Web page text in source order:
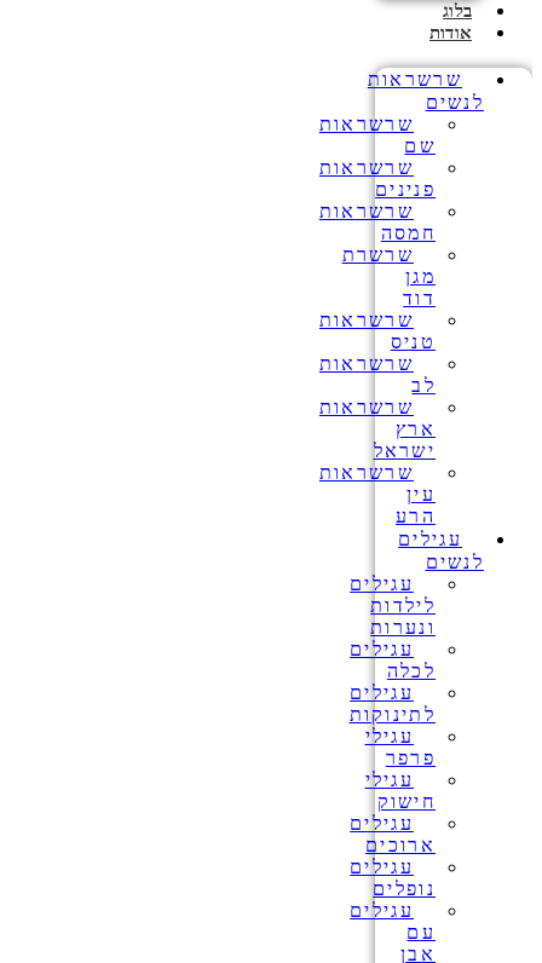
בלוג
אודות
שרשראות
לנשים
שרשראות
שם
שרשראות
פנינים
שרשראות
חמסה
שרשרת
מגן
דוד
שרשראות
טניס
שרשראות
לב
שרשראות
ארץ
ישראל
שרשראות
עין
הרע
עגילים
לנשים
עגילים
לילדות
ונערות
עגילים
לכלה
עגילים
לתינוקות
עגילי
פרפר
עגילי
חישוק
עגילים
ארוכים
עגילים
נופלים
עגילים
עם
אבן